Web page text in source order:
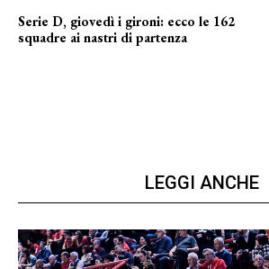
Serie D, giovedì i gironi: ecco le 162
squadre ai nastri di partenza
LEGGI ANCHE